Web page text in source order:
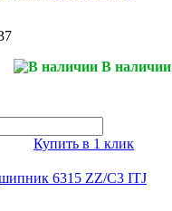
В наличии
Купить в 1 клик
6315 ZZ/C3 ITJ